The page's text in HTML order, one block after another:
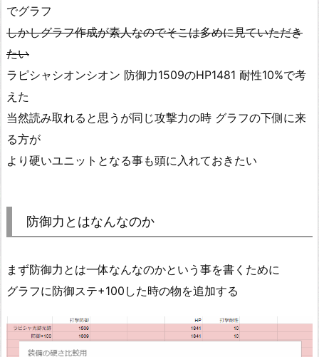
でグラフ
しかしグラフ作成が素人なのでそこは多めに見ていただき
たい
ラピシャシオンシオン 防御力1509のHP1481 耐性10%で考
えた
当然読み取れると思うが同じ攻撃力の時 グラフの下側に来
る方が
より硬いユニットとなる事も頭に入れておきたい
防御力とはなんなのか
まず防御力とは一体なんなのかという事を書くために
グラフに防御ステ+100した時の物を追加する